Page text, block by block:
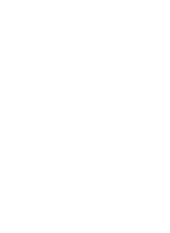
- Abr/04
2004